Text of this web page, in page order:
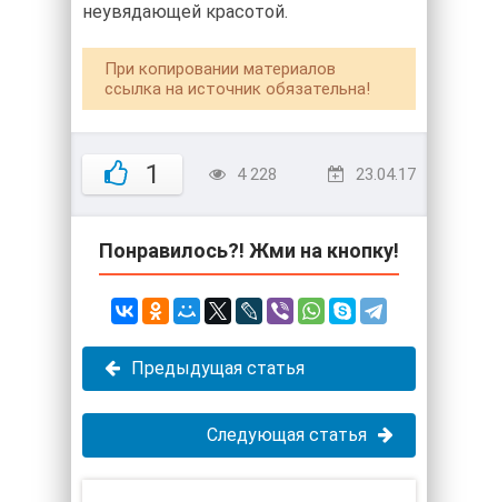
неувядающей красотой.
При копировании материалов
ссылка на источник обязательна!
1 4 228 23.04.17
Понравилось?! Жми на кнопку!
Предыдущая статья
Следующая статья